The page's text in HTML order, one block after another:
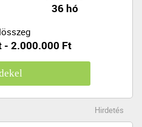
36 hó
- 2.000.000 Ft
Hirdetés